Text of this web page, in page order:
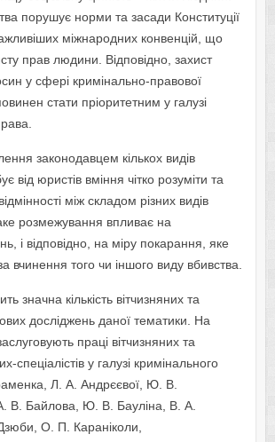
порушує норми та засади Конституції
міжнародних конвенцій, що
прав людини. Відповідно, захист
у сфері кримінально-правової
стати пріоритетним у галузі
законодавцем кількох видів
від юристів вміння чітко розуміти та
між складом різних видів
розмежування впливає на
і відповідно, на міру покарання, яке
вчинення того чи іншого виду вбивства.
значна кількість вітчизняних та
досліджень даної тематики. На
праці вітчизняних та
спеціалістів у галузі кримінального
Л. А. Андрєєвої, Ю. В.
В. Байлова, Ю. В. Бауліна, В. А.
О. П. Караніколи,